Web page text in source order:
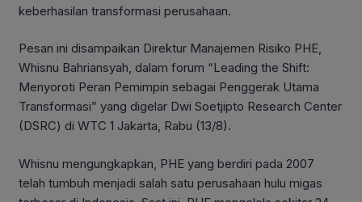
keberhasilan transformasi perusahaan.
Pesan ini disampaikan Direktur Manajemen Risiko PHE,
Whisnu Bahriansyah, dalam forum “Leading the Shift:
Menyoroti Peran Pemimpin sebagai Penggerak Utama
Transformasi” yang digelar Dwi Soetjipto Research Center
(DSRC) di WTC 1 Jakarta, Rabu (13/8).
Whisnu mengungkapkan, PHE yang berdiri pada 2007
telah tumbuh menjadi salah satu perusahaan hulu migas